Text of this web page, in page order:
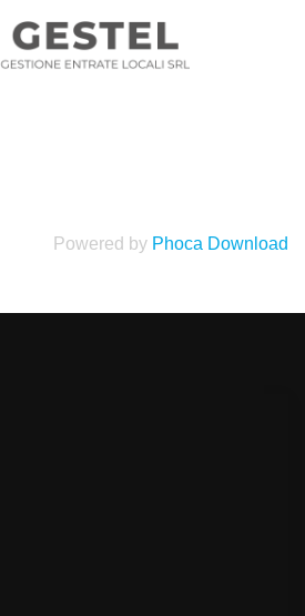
Powered by Phoca Download